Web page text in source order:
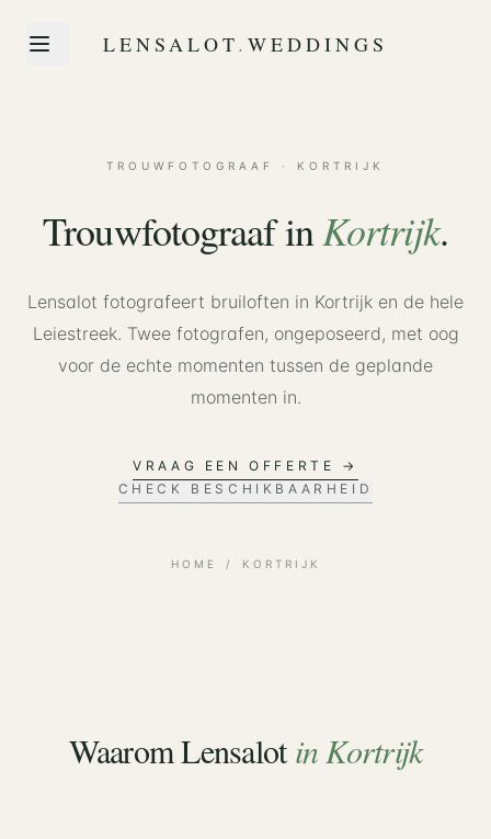
LENSALOT. WEDDINGS
TROUWFOTOGRAAF · KORTRIJK
Trouwfotograaf inKortrijk.
Lensalot fotografeert bruiloften in Kortrijk en de hele
Leiestreek. Twee fotografen, ongeposeerd, met oog
voor de echte momenten tussen de geplande
momenten in.
VRAAG EEN OFFERTE →
CHECK BESCHIKBAARHEID
HOME / KORTRIJK
Waarom LensalotinKortrijk